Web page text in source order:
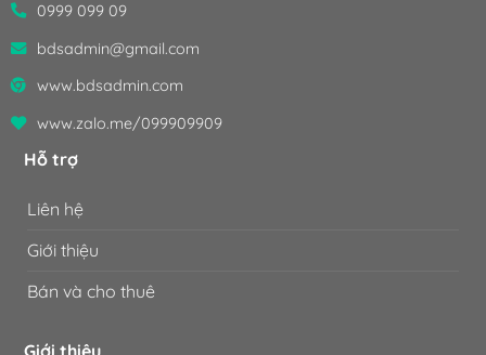
0999 099 09
bdsadmin@gmail.com
www.bdsadmin.com
www.zalo.me/099909909
Hỗ trợ
Liên hệ
Giới thiệu
Bán và cho thuê